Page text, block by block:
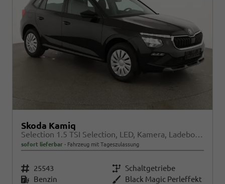
Skoda Kamiq
Selection 1.5 TSI Selection, LED, Kamera, Ladeboden, Winter
sofort lieferbar Fahrzeug mit Tageszulassung
Fahrzeugnr. 25543 Getriebe Schaltgetriebe
Kraftstoff Benzin Außenfarbe Black Magic Perleffekt